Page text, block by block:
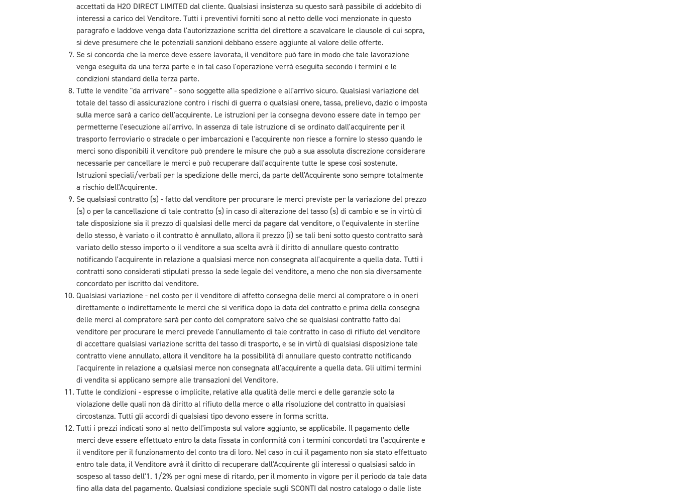
accettati da H2O DIRECT LIMITED dal cliente. Qualsiasi insistenza su questo sarà passibile di addebito di
interessi a carico del Venditore. Tutti i preventivi forniti sono al netto delle voci menzionate in questo
paragrafo e laddove venga data l'autorizzazione scritta del direttore a scavalcare le clausole di cui sopra,
si deve presumere che le potenziali sanzioni debbano essere aggiunte al valore delle offerte.
Se si concorda che la merce deve essere lavorata, il venditore può fare in modo che tale lavorazione
venga eseguita da una terza parte e in tal caso l'operazione verrà eseguita secondo i termini e le
condizioni standard della terza parte.
Tutte le vendite "da arrivare" - sono soggette alla spedizione e all'arrivo sicuro. Qualsiasi variazione del
totale del tasso di assicurazione contro i rischi di guerra o qualsiasi onere, tassa, prelievo, dazio o imposta
sulla merce sarà a carico dell'acquirente. Le istruzioni per la consegna devono essere date in tempo per
permetterne l'esecuzione all'arrivo. In assenza di tale istruzione di se ordinato dall'acquirente per il
trasporto ferroviario o stradale o per imbarcazioni e l'acquirente non riesce a fornire lo stesso quando le
merci sono disponibili il venditore può prendere le misure che può a sua assoluta discrezione considerare
necessarie per cancellare le merci e può recuperare dall'acquirente tutte le spese così sostenute.
Istruzioni speciali/verbali per la spedizione delle merci, da parte dell'Acquirente sono sempre totalmente
a rischio dell'Acquirente.
Se qualsiasi contratto (s) - fatto dal venditore per procurare le merci previste per la variazione del prezzo
(s) o per la cancellazione di tale contratto (s) in caso di alterazione del tasso (s) di cambio e se in virtù di
tale disposizione sia il prezzo di qualsiasi delle merci da pagare dal venditore, o l'equivalente in sterline
dello stesso, è variato o il contratto è annullato, allora il prezzo (i) se tali beni sotto questo contratto sarà
variato dello stesso importo o il venditore a sua scelta avrà il diritto di annullare questo contratto
notificando l'acquirente in relazione a qualsiasi merce non consegnata all'acquirente a quella data. Tutti i
contratti sono considerati stipulati presso la sede legale del venditore, a meno che non sia diversamente
concordato per iscritto dal venditore.
Qualsiasi variazione - nel costo per il venditore di affetto consegna delle merci al compratore o in oneri
direttamente o indirettamente le merci che si verifica dopo la data del contratto e prima della consegna
delle merci al compratore sarà per conto del compratore salvo che se qualsiasi contratto fatto dal
venditore per procurare le merci prevede l'annullamento di tale contratto in caso di rifiuto del venditore
di accettare qualsiasi variazione scritta del tasso di trasporto, e se in virtù di qualsiasi disposizione tale
contratto viene annullato, allora il venditore ha la possibilità di annullare questo contratto notificando
l'acquirente in relazione a qualsiasi merce non consegnata all'acquirente a quella data. Gli ultimi termini
di vendita si applicano sempre alle transazioni del Venditore.
Tutte le condizioni - espresse o implicite, relative alla qualità delle merci e delle garanzie solo la
violazione delle quali non dà diritto al rifiuto della merce o alla risoluzione del contratto in qualsiasi
circostanza. Tutti gli accordi di qualsiasi tipo devono essere in forma scritta.
Tutti i prezzi indicati sono al netto dell'imposta sul valore aggiunto, se applicabile. Il pagamento delle
merci deve essere effettuato entro la data fissata in conformità con i termini concordati tra l'acquirente e
il venditore per il funzionamento del conto tra di loro. Nel caso in cui il pagamento non sia stato effettuato
entro tale data, il Venditore avrà il diritto di recuperare dall'Acquirente gli interessi o qualsiasi saldo in
sospeso al tasso dell'1. 1/2% per ogni mese di ritardo, per il momento in vigore per il periodo da tale data
fino alla data del pagamento. Qualsiasi condizione speciale sugli SCONTI dal nostro catalogo o dalle liste